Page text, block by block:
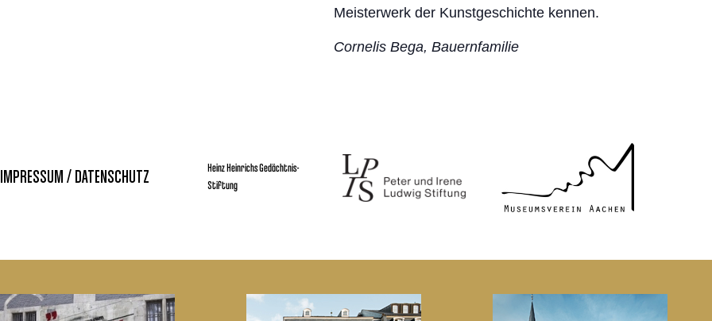
Meisterwerk der Kunstgeschichte kennen.
Cornelis Bega, Bauernfamilie
IMPRESSUM / DATENSCHUTZ
Heinz Heinrichs Gedächtnis-
Stiftung